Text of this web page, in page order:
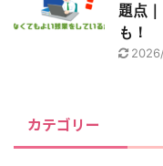
題点
も！
カテゴリー